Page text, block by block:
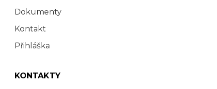
Dokumenty
Kontakt
Přihláška
KONTAKTY